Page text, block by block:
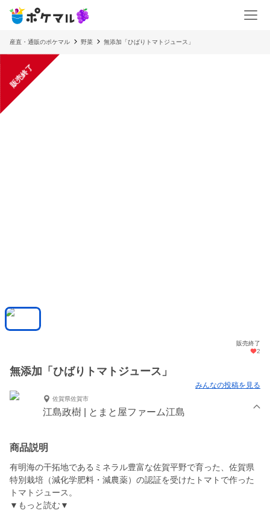
産直・通販のポケマル 野菜 無添加「ひばりトマトジュース」
販売終了
販売終了
2
無添加「ひばりトマトジュース」
みんなの投稿を見る
佐賀県佐賀市
江島政樹 | とまと屋ファーム江島
商品説明
有明海の干拓地であるミネラル豊富な佐賀平野で育った、佐賀県
特別栽培（減化学肥料・減農薬）の認証を受けたトマトで作った
トマトジュース。
▼もっと読む▼